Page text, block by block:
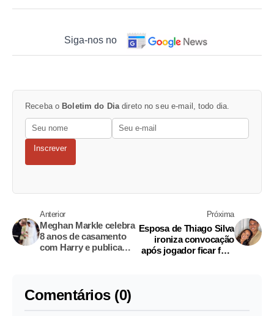
Siga-nos no
Receba o Boletim do Diadireto no seu e-mail, todo dia.
Inscrever
Anterior
Meghan Markle celebra
8 anos de casamento
com Harry e publica
Próxima
Esposa de Thiago Silva
ironiza convocação
após jogador ficar fora
Comentários (0)